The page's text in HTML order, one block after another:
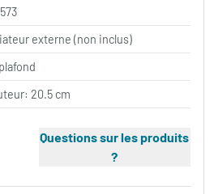
externe (non inclus)
20.5 cm
Questions sur les produits
?